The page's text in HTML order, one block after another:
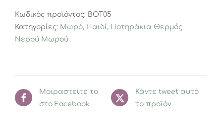
Deer
Happy
Dots
Κωδικός προϊόντος: BOT05
Κατηγορίες: Μωρό, Παιδί ,
Ποτηράκια Θερμός
Νερού Μωρού
Μοιραστείτε το
στο Facebook
Κάντε tweet αυτό
το προϊόν